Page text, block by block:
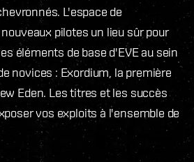
L'espace de
pilotes un lieu sûr pour
éléments de base d'EVE au sein
novices : Exordium, la première
Eden. Les titres et les succès
vos exploits à l'ensemble de